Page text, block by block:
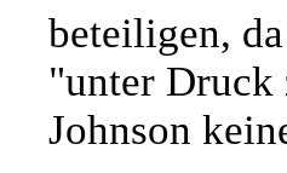
beteiligen,
"unter Druck
Johnson